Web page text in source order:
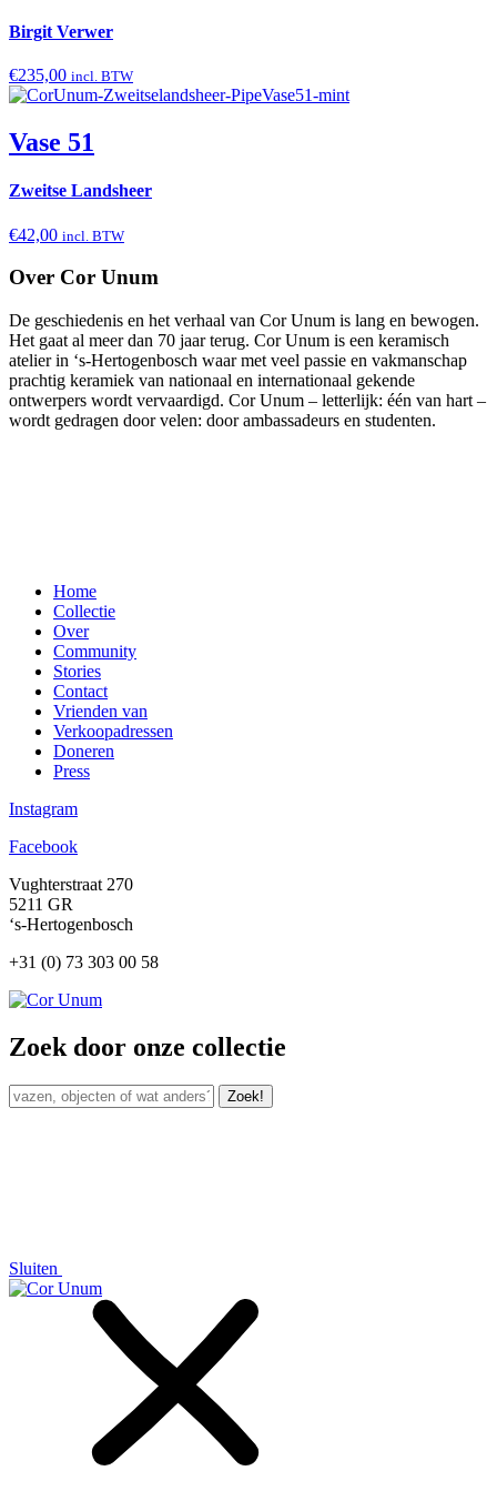
Birgit Verwer
€235,00 incl. BTW
Vase 51
Zweitse Landsheer
€42,00 incl. BTW
Over Cor Unum
De geschiedenis en het verhaal van Cor Unum is lang en bewogen.
Het gaat al meer dan 70 jaar terug. Cor Unum is een keramisch
atelier in ‘s-Hertogenbosch waar met veel passie en vakmanschap
prachtig keramiek van nationaal en internationaal gekende
ontwerpers wordt vervaardigd. Cor Unum – letterlijk: één van hart –
wordt gedragen door velen: door ambassadeurs en studenten.
Home
Collectie
Over
Community
Stories
Contact
Vrienden van
Verkoopadressen
Doneren
Press
Instagram
Facebook
Vughterstraat 270
5211 GR
‘s-Hertogenbosch
+31 (0) 73 303 00 58
Zoek door onze collectie
Zoek!
Sluiten